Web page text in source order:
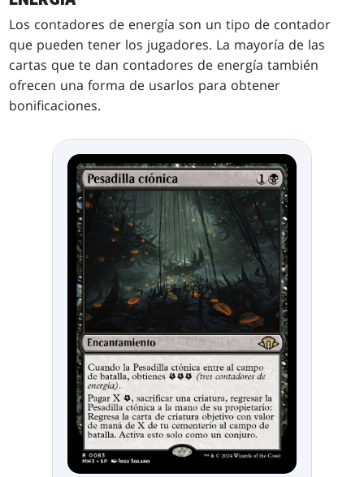
Los contadores de energía son un tipo de contador
que pueden tener los jugadores. La mayoría de las
cartas que te dan contadores de energía también
ofrecen una forma de usarlos para obtener
bonificaciones.